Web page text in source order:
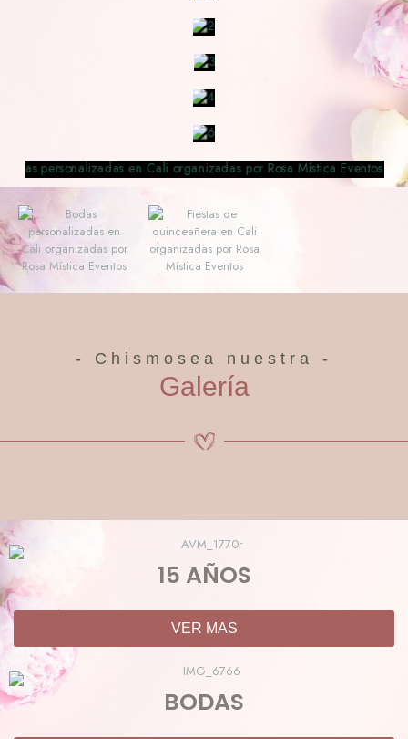
- Chismosea nuestra -
Galería
15 AÑOS
VER MAS
BODAS